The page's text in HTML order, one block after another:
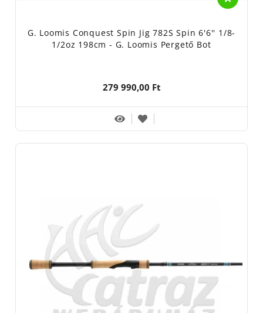
G. Loomis Conquest Spin Jig 782S Spin 6'6'' 1/8-
1/2oz 198cm - G. Loomis Pergető Bot
279 990,00 Ft